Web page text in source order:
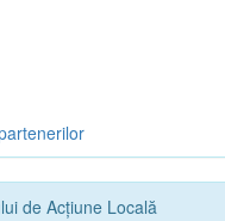
de Acțiune Locală